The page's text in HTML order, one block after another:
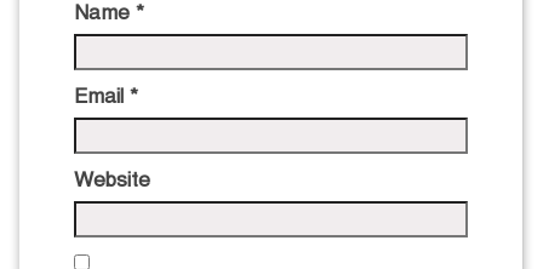
Name *
Email *
Website